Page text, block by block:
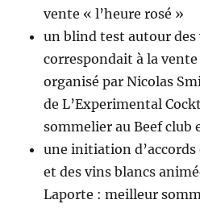
vente « l’heure rosé »
un blind test autour des
correspondait à la vente
organisé par Nicolas
de L’Experimental
sommelier au Beef club
une initiation
et des vins blancs
Laporte : meilleur